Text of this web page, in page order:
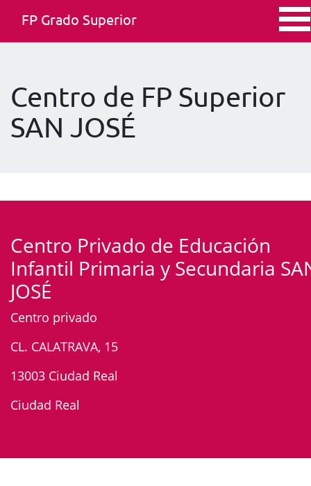
FP Grado Superior
Centro de FP Superior
SAN JOSÉ
Centro Privado de Educación
Infantil Primaria y Secundaria
JOSÉ
Centro privado
CL. CALATRAVA, 15
13003 Ciudad Real
Ciudad Real